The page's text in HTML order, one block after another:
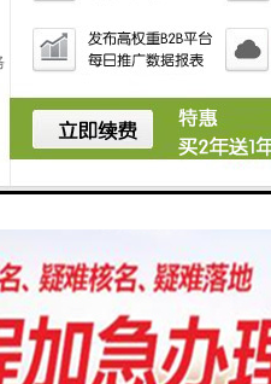
话，字号必须跟外资公司